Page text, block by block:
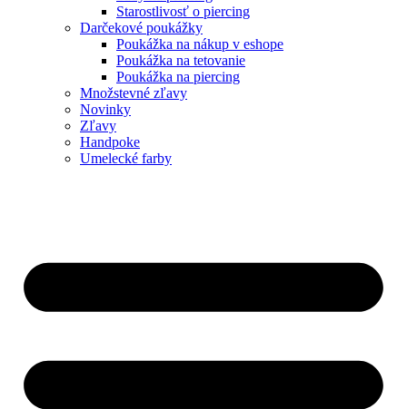
Starostlivosť o piercing
Darčekové poukážky
Poukážka na nákup v eshope
Poukážka na tetovanie
Poukážka na piercing
Množstevné zľavy
Novinky
Zľavy
Handpoke
Umelecké farby